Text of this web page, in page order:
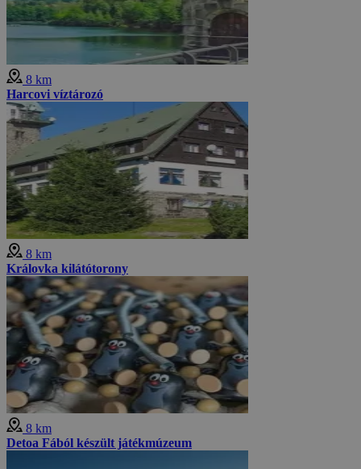
8 km
Harcovi víztározó
8 km
Královka kilátótorony
8 km
Detoa Fából készült játékmúzeum